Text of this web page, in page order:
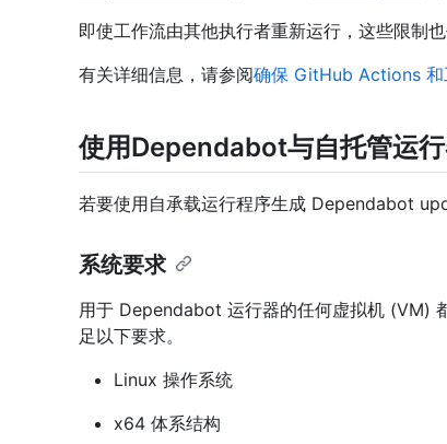
即使工作流由其他执行者重新运行，这些限制也
有关详细信息，请参阅确保 GitHub Actions
使用Dependabot与自托管运
若要使用自承载运行程序生成 Dependabot
系统要求
用于 Dependabot 运行器的任何虚拟机 (VM)
足以下要求。
Linux 操作系统
x64 体系结构